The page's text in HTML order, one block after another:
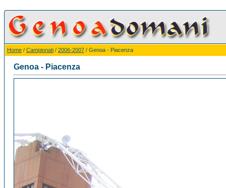
Home / Campionati / 2006-2007 / Genoa - Piacenza
Genoa - Piacenza